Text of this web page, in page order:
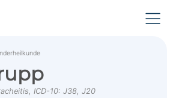
ICD-10: J38, J20